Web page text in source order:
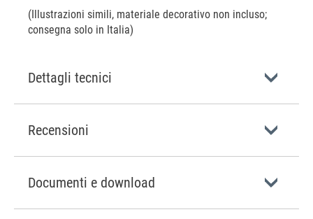
(Illustrazioni simili, materiale decorativo non incluso;
consegna solo in Italia)
Dettagli tecnici
Recensioni
Documenti e download